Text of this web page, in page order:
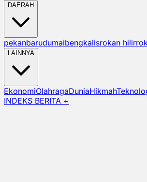
DAERAH
pekanbarudumaibengkalisrokan hilir
LAINNYA
EkonomiOlahragaDuniaHikmah
INDEKS BERITA +